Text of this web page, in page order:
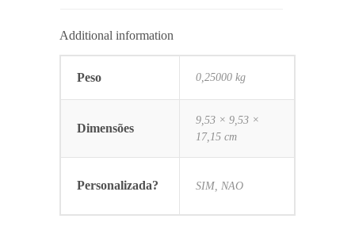
Additional information
Peso 0,25000 kg
Dimensões
9,53 × 9,53 ×
17,15 cm
Personalizada? SIM, NAO